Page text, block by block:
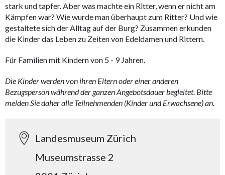
stark und tapfer. Aber was machte ein Ritter, wenn er nicht am
Kämpfen war? Wie wurde man überhaupt zum Ritter? Und wie
gestaltete sich der Alltag auf der Burg? Zusammen erkunden
die Kinder das Leben zu Zeiten von Edeldamen und Rittern.
Für Familien mit Kindern von 5 - 9 Jahren.
Die Kinder werden von ihren Eltern oder einer anderen
Bezugsperson während der ganzen Angebotsdauer begleitet. Bitte
melden Sie daher alle Teilnehmenden (Kinder und Erwachsene) an.
Landesmuseum Zürich
Museumstrasse 2